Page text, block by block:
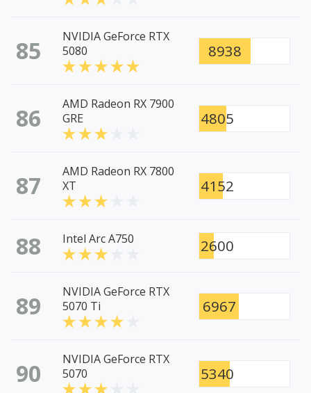
85
NVIDIA GeForce RTX
5080
8938
86
AMD Radeon RX 7900
GRE
4805
87
AMD Radeon RX 7800
XT
4152
88 Intel Arc A750 2600
89
NVIDIA GeForce RTX
5070 Ti
6967
90
NVIDIA GeForce RTX
5070
5340